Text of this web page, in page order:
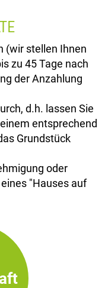
(wir stellen Ihnen
zu 45 Tage nach
der Anzahlung
d.h. lassen Sie
entsprechend
Grundstück
oder
"Hauses auf